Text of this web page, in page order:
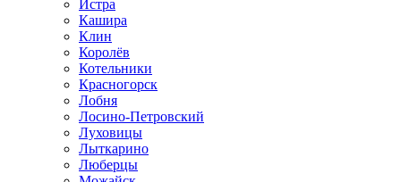
Истра
Кашира
Клин
Королёв
Котельники
Красногорск
Лобня
Лосино-Петровский
Луховицы
Лыткарино
Люберцы